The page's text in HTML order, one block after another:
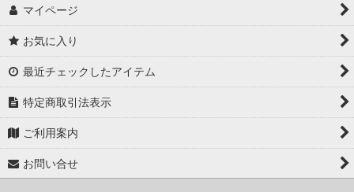
マイページ
お気に入り
最近チェックしたアイテム
特定商取引法表示
ご利用案内
お問い合せ